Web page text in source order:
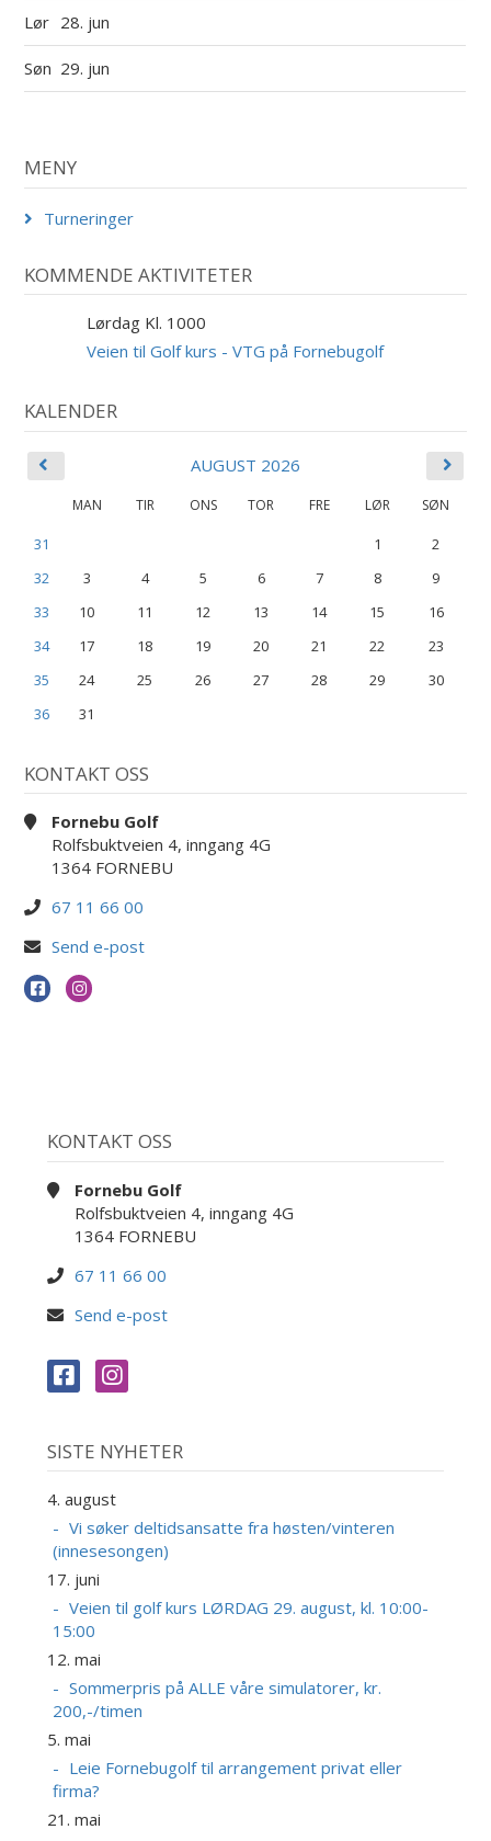
Lør 28. jun
Søn 29. jun
MENY
Turneringer
KOMMENDE AKTIVITETER
Lørdag Kl. 1000
Veien til Golf kurs - VTG på Fornebugolf
KALENDER
AUGUST 2026
MAN TIR ONS TOR FRE LØR SØN
31 1
2
32
3 4 5 6 7 8
9
33
10 11 12 13 14 15
16
34
17 18 19 20 21 22
23
35
24 25 26 27 28 29
30
36
31
KONTAKT OSS
Fornebu Golf
Rolfsbuktveien 4, inngang 4G
1364 FORNEBU
67 11 66 00
Send e-post
KONTAKT OSS
Fornebu Golf
Rolfsbuktveien 4, inngang 4G
1364 FORNEBU
67 11 66 00
Send e-post
SISTE NYHETER
4. august
Vi søker deltidsansatte fra høsten/vinteren
(innesesongen)
17. juni
Veien til golf kurs LØRDAG 29. august, kl. 10:00-
15:00
12. mai
Sommerpris på ALLE våre simulatorer, kr.
200,-/timen
5. mai
Leie Fornebugolf til arrangement privat eller
firma?
21. mai